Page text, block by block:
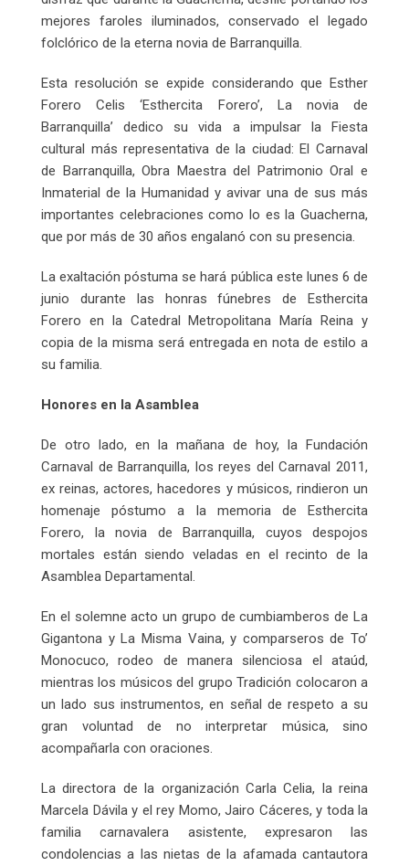
mejores faroles iluminados, conservado el legado
folclórico de la eterna novia de Barranquilla.
Esta resolución se expide considerando que Esther
Forero Celis ‘Esthercita Forero’, La novia de
Barranquilla’ dedico su vida a impulsar la Fiesta
cultural más representativa de la ciudad: El Carnaval
de Barranquilla, Obra Maestra del Patrimonio Oral e
Inmaterial de la Humanidad y avivar una de sus más
importantes celebraciones como lo es la Guacherna,
que por más de 30 años engalanó con su presencia.
La exaltación póstuma se hará pública este lunes 6 de
junio durante las honras fúnebres de Esthercita
Forero en la Catedral Metropolitana María Reina y
copia de la misma será entregada en nota de estilo a
su familia.
Honores en la Asamblea
De otro lado, en la mañana de hoy, la Fundación
Carnaval de Barranquilla, los reyes del Carnaval 2011,
ex reinas, actores, hacedores y músicos, rindieron un
homenaje póstumo a la memoria de Esthercita
Forero, la novia de Barranquilla, cuyos despojos
mortales están siendo veladas en el recinto de la
Asamblea Departamental.
En el solemne acto un grupo de cumbiamberos de La
Gigantona y La Misma Vaina, y comparseros de To’
Monocuco, rodeo de manera silenciosa el ataúd,
mientras los músicos del grupo Tradición colocaron a
un lado sus instrumentos, en señal de respeto a su
gran voluntad de no interpretar música, sino
acompañarla con oraciones.
La directora de la organización Carla Celia, la reina
Marcela Dávila y el rey Momo, Jairo Cáceres, y toda la
familia carnavalera asistente, expresaron las
condolencias a las nietas de la afamada cantautora